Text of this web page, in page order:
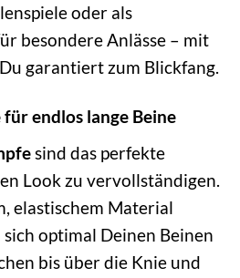
oder als
besondere Anlässe – mit
garantiert zum Blickfang.
endlos lange Beine
sind das perfekte
Look zu vervollständigen.
elastischem Material
optimal Deinen Beinen
bis über die Knie und